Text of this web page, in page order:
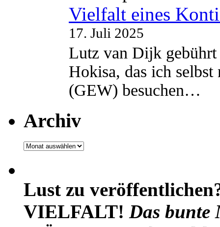
Vielfalt eines
17. Juli 2025
Lutz van Dijk
Hokisa, das ich
(GEW) besuchen…
Archiv
Archiv
Lust zu
VIELFALT! Das bunte